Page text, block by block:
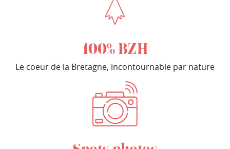
100% BZH
Le coeur de la Bretagne, incontournable par nature